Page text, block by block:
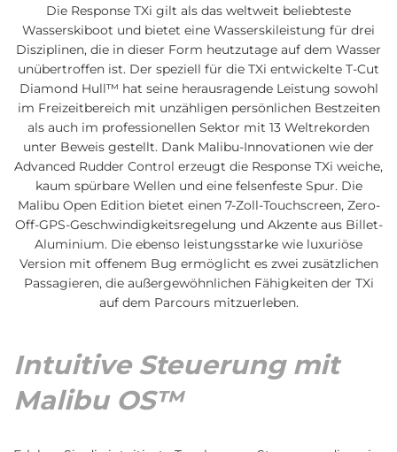
Die Response TXi gilt als das weltweit beliebteste
Wasserskiboot und bietet eine Wasserskileistung für drei
Disziplinen, die in dieser Form heutzutage auf dem Wasser
unübertroffen ist. Der speziell für die TXi entwickelte T-Cut
Diamond Hull™ hat seine herausragende Leistung sowohl
im Freizeitbereich mit unzähligen persönlichen Bestzeiten
als auch im professionellen Sektor mit 13 Weltrekorden
unter Beweis gestellt. Dank Malibu-Innovationen wie der
Advanced Rudder Control erzeugt die Response TXi weiche,
kaum spürbare Wellen und eine felsenfeste Spur. Die
Malibu Open Edition bietet einen 7-Zoll-Touchscreen, Zero-
Off-GPS-Geschwindigkeitsregelung und Akzente aus Billet-
Aluminium. Die ebenso leistungsstarke wie luxuriöse
Version mit offenem Bug ermöglicht es zwei zusätzlichen
Passagieren, die außergewöhnlichen Fähigkeiten der TXi
auf dem Parcours mitzuerleben.
Intuitive Steuerung mit
Malibu OS™